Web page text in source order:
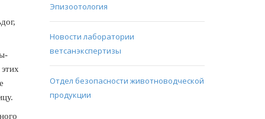
Эпизоотология
Новости лаборатории
ветсанэкспертизы
Отдел безопасности животноводческой
продукции